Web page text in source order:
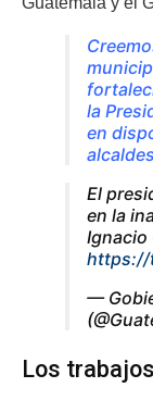
la
en
El
en la
Ignacio
https://
—
Los trabajos